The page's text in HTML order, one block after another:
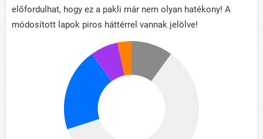
előfordulhat, hogy ez a pakli már nem olyan hatékony! A
módosított lapok piros háttérrel vannak jelölve!